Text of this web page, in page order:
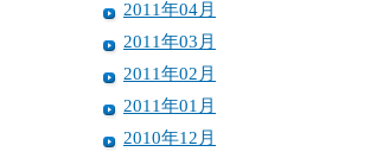
2011年04月
2011年03月
2011年02月
2011年01月
2010年12月